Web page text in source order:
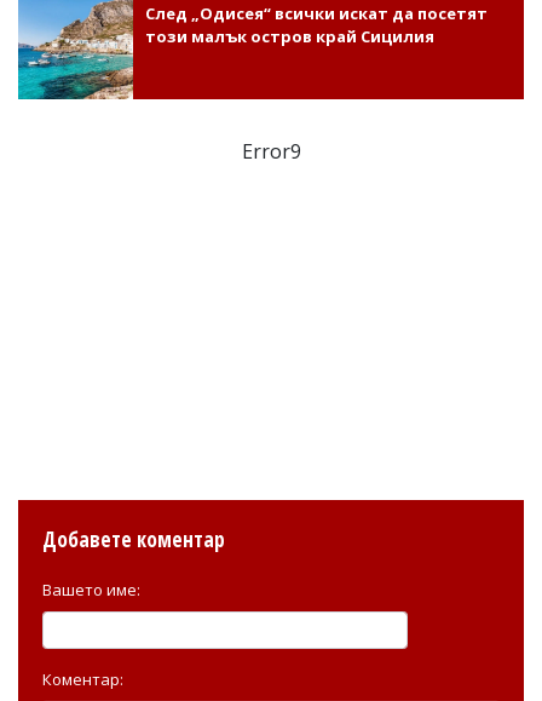
След „Одисея“ всички искат да посетят
този малък остров край Сицилия
Error9
Добавете коментар
Вашето име:
Коментар: